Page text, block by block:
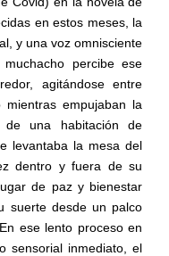
en estos meses, la
y una voz omnisciente
percibe ese
agitándose entre
empujaban la
una habitación de
levantaba la mesa del
dentro y fuera de su
de paz y bienestar
suerte desde un palco
ese lento proceso en
sensorial inmediato, el